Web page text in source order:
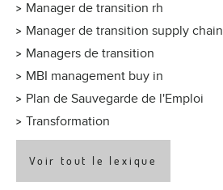
Manager de transition rh
Manager de transition supply chain
Managers de transition
MBI management buy in
Plan de Sauvegarde de l'Emploi
Transformation
Voir tout le lexique